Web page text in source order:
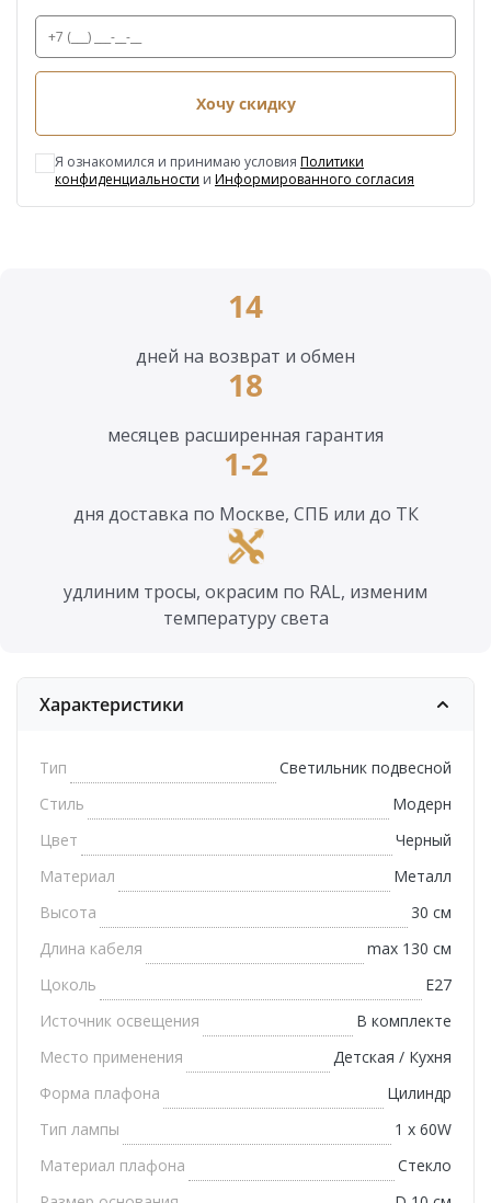
Хочу скидку
Я ознакомился и принимаю условия Политики
конфиденциальности и Информированного согласия
14
дней на возврат и обмен
18
месяцев расширенная гарантия
1-2
дня доставка по Москве, СПБ или до ТК
удлиним тросы, окрасим по RAL, изменим
температуру света
Характеристики
Тип
Светильник подвесной
Стиль
Модерн
Цвет
Черный
Материал
Металл
Высота
30 см
Длина кабеля
max 130 см
Цоколь
E27
Источник освещения
В комплекте
Место применения
Детская / Кухня
Форма плафона
Цилиндр
Тип лампы
1 х 60W
Материал плафона
Стекло